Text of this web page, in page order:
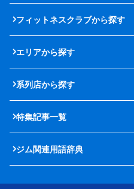
フィットネスクラブから探す
エリアから探す
系列店から探す
特集記事一覧
ジム関連用語辞典